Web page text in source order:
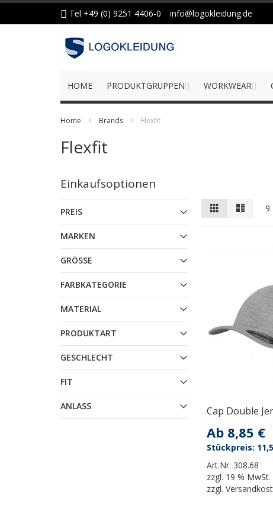
Zum
springen
Tel +49 (0) 9251 4406-0 info@logokleidung.de
HOME PRODUKTGRUPPEN WORKWEAR
Home Brands Flexfit
Flexfit
Anzeigen
als
Liste 9
Cap Double
Ab 8,85 €
Art.Nr: 308.68
zzgl. 19 % MwSt.
zzgl.
Einkaufsoptionen
PREIS
MARKEN
GRÖSSE
FARBKATEGORIE
MATERIAL
PRODUKTART
GESCHLECHT
FIT
ANLASS